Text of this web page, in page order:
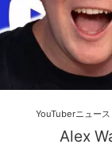
Alex
YouTuberニュース